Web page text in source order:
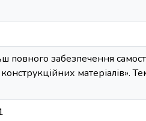
забезпечення
матеріалів».